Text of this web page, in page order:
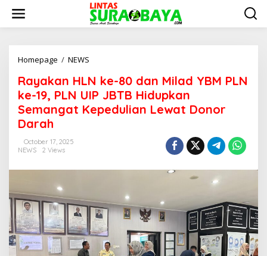
i
Homepage / NEWS
y
a
k
a
8
0
d
a
Rayakan HLN ke-80 dan Milad YBM PLN
ke-19, PLN UIP JBTB Hidupkan
Semangat Kepedulian Lewat Donor
Darah
October 17, 2025
NEWS
2 Views